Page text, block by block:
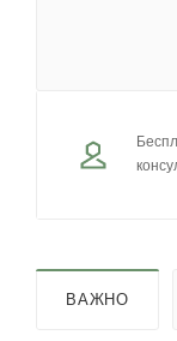
ВАЖНО